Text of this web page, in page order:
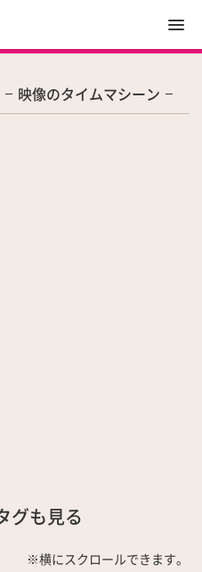
映像のタイムマシーン
グも見る
※横にスクロールできます。